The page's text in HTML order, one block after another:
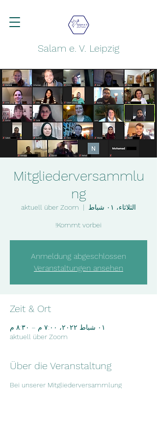
Salam e. V. Leipzig
Mitgliederversammlu
ng
الثلاثاء، ٠١ شباط
  |
aktuell über Zoom
Kommt vorbei!
Anmeldung abgeschlossen
Veranstaltungen ansehen
Zeit & Ort
٠١ شباط ٢٠٢٢، ٧:٠٠ م – ٨:٣٠ م
aktuell über Zoom
Über die Veranstaltung
Bei unserer Mitgliederversammlung